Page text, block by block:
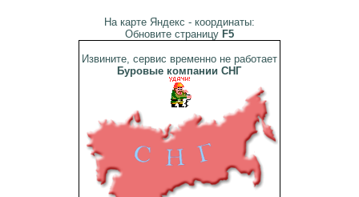
На карте Яндекс - координаты:
Обновите страницу F5
Извините, сервис временно не работает
Буровые компании СНГ